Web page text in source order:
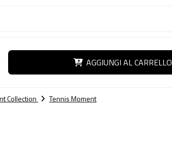
AGGIUNGI AL CARRELLO
Collection Tennis Moment